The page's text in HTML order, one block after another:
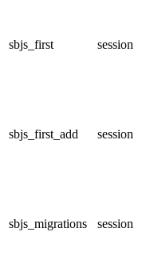
sbjs_first session
sbjs_first_add session
sbjs_migrations session